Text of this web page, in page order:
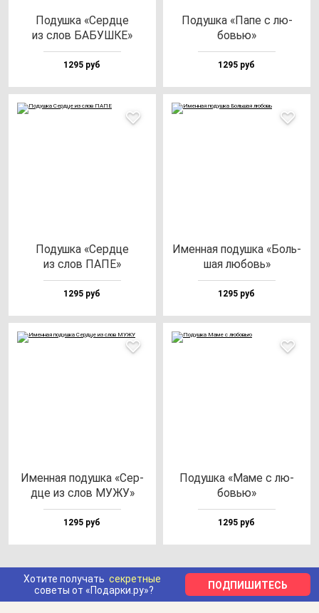
Подуш­ка «Сер­дце
из слов БАБУШКЕ»
1295 руб
Подуш­ка «Папе с лю­
бовью»
1295 руб
Подуш­ка «Сер­дце
из слов ПАПЕ»
1295 руб
Имен­ная по­душ­ка «Боль­
шая лю­бовь»
1295 руб
Имен­ная по­душ­ка «Сер­
дце из слов МУЖУ»
1295 руб
Подуш­ка «Маме с лю­
бовью»
1295 руб
Хотите получать секретные
советы от «Подарки.ру»?
ПОДПИШИТЕСЬ